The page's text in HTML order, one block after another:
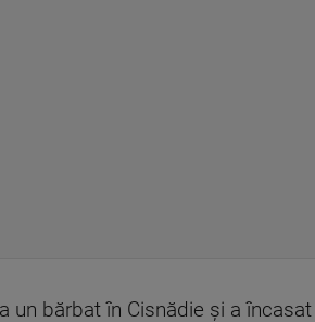
un bărbat în Cisnădie şi a